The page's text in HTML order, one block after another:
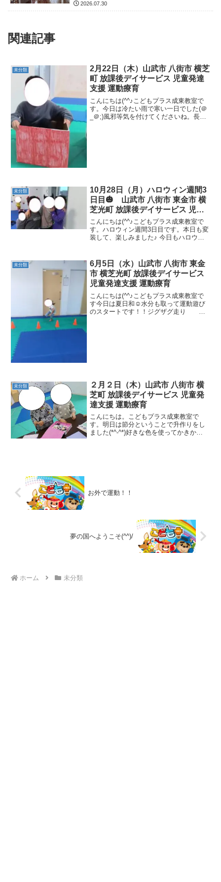
2026.07.30
関連記事
未分類
2月22日（木）山武市 八街市 横芝
町 放課後デイサービス 児童発達
支援 運動療育
こんにちは(^^♪こどもプラス成東教室で
す。今日は冷たい雨で寒い一日でした(＠
_＠;)風邪等気を付けてくださいね。長靴
未分類
10月28日（月）ハロウィン週間3
日目🎃 山武市 八街市 東金市 横
芝光町 放課後デイサービス 児童
発達支援 運動療育
こんにちは(^^♪こどもプラス成東教室で
す。ハロウィン週間3日目です。本日も変
装して、楽しみました♪ 今日もハロウィ
じようにブロックで、お花の形を作りま
す。 ボーリング...
未分類
6月5日（水）山武市 八街市 東金
市 横芝光町 放課後デイサービス
児童発達支援 運動療育
こんにちは(^^♪こどもプラス成東教室で
す今日は夏日和☺水分も取って運動遊び
のスタートです！！ジグザグ走り 身
未分類
２月２日（木）山武市 八街市 横
芝町 放課後デイサービス 児童発
達支援 運動療育
こんにちは。こどもプラス成東教室で
す。明日は節分ということで升作りをし
ました(*^-^*)好きな色を使ってかきか
お外で運動！！
夢の国へようこそ(^^)/
ホーム 未分類